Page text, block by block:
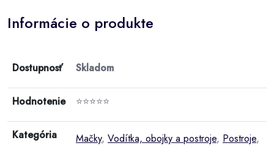
Informácie o produkte
Dostupnosť Skladom
Hodnotenie ⭐⭐⭐⭐⭐
Kategória Mačky, Vodítka, obojky a postroje, Postroje,